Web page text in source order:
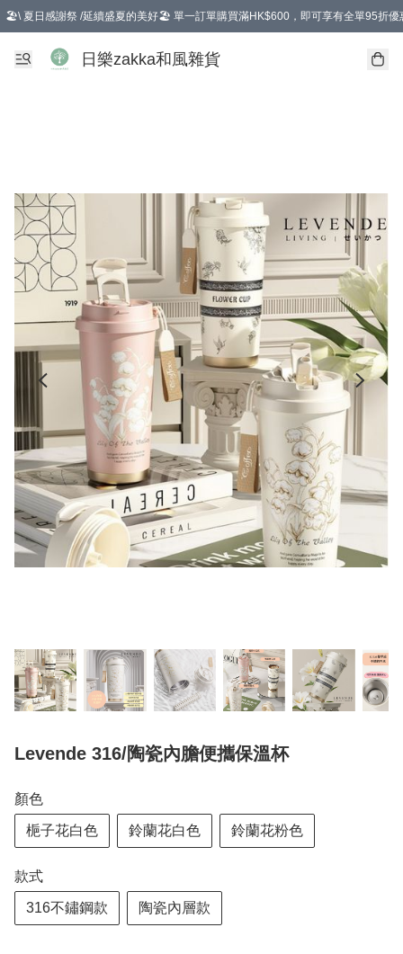
🏖️\ 夏日感謝祭 /延續盛夏的美好🏖️ 單一訂單購買滿HK$600，即可享有全單95折優
選擇GoGoX住宅/工商地址配送，單一訂單消費購物滿HK$680(折扣後），可享有
日樂zakka和風雜貨
Levende 316/陶瓷內膽便攜保溫杯
顏色
梔子花白色 鈴蘭花白色 鈴蘭花粉色
款式
316不鏽鋼款 陶瓷內層款